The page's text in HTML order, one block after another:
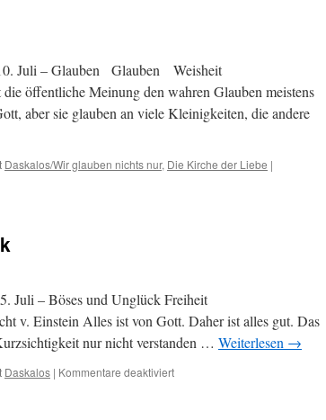
Juli – Glauben Glauben Weisheit
öffentliche Meinung den wahren Glauben meistens
aber sie glauben an viele Kleinigkeiten, die andere
Daskalos/Wir glauben nichts nur, Die Kirche der Liebe |
Juli – Böses und Unglück Freiheit
Einstein Alles ist von Gott. Daher ist alles gut. Das
nur nicht verstanden … Weiterlesen →
Daskalos | Kommentare deaktiviertfür